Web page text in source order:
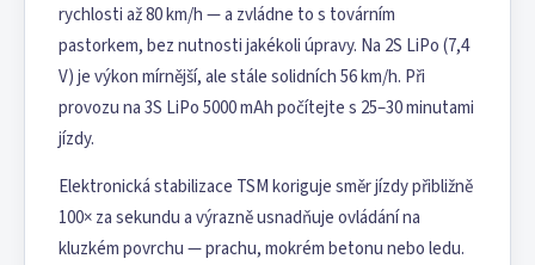
rychlosti až 80 km/h — a zvládne to s továrním
pastorkem, bez nutnosti jakékoli úpravy. Na 2S LiPo (7,4
V) je výkon mírnější, ale stále solidních 56 km/h. Při
provozu na 3S LiPo 5000 mAh počítejte s 25–30 minutami
jízdy.
Elektronická stabilizace TSM koriguje směr jízdy přibližně
100× za sekundu a výrazně usnadňuje ovládání na
kluzkém povrchu — prachu, mokrém betonu nebo ledu.